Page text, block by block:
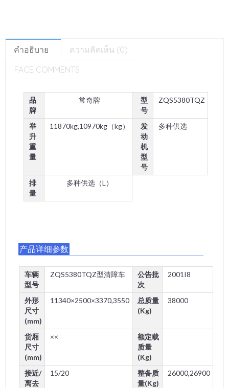
คำอธิบาย
ความคิดเห็น (0)
FACE COMMENTS
品
牌
常奇牌
型
号
ZQS5380TQZ
举
升
重
量
11870kg,10970kg（kg）
发
动
机
型
号
多种供选
排
量
多种供选（L）
产品详细参数
车辆
型号
ZQS5380TQZ型清障车
公告批
次
2001I8
外形
尺寸
(mm)
11340×2500×3370,3550
总质量
(Kg)
38000
货厢
尺寸
(mm)
××
额定载
质量
(Kg)
接近/
离去
15/20
整备质
量(Kg)
26000,26900